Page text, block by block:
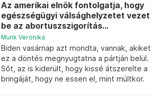
Az amerikai elnök fontolgatja, hogy
egészségügyi válsághelyzetet vezet
be az abortuszszigorítás...
Munk Veronika
Biden vasárnap azt mondta, vannak, akiket
ez a döntés megnyugtatna a pártján belül.
Sőt, az is kiderült, hogy kissé átszerelte a
bringáját, hogy ne essen el, mint múltkor.